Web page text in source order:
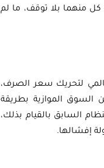
كل منهما بلا توقف، ما لم
لتحريك سعر الصرف،
السوق الموازية بطريقة
السابق بالقيام بذلك،
إفشالها.